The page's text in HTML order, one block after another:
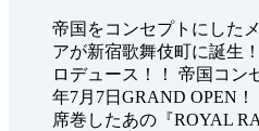
帝国をコンセプトにした
アが新宿歌舞伎町に誕生
ロデュース！！ 帝国コン
年7月7日GRAND OPEN
席巻したあの『ROYAL